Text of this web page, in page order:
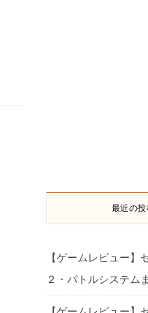
最近の投
【ゲームレビュー】
２・バトルシステム